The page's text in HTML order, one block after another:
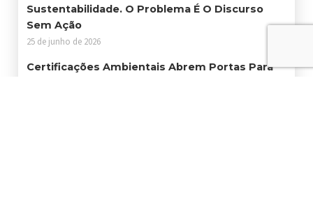
Sustentabilidade. O Problema É O Discurso
Sem Ação
25 de junho de 2026
Certificações Ambientais Abrem Portas Para